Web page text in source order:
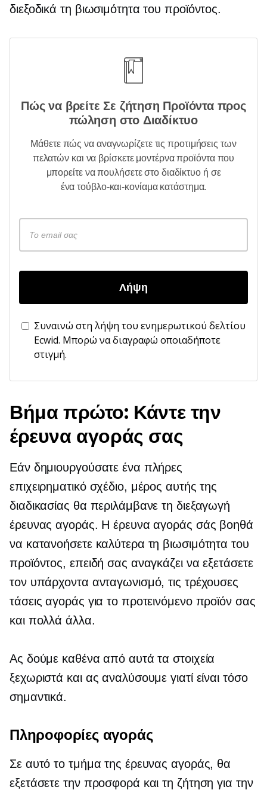
διεξοδικά τη βιωσιμότητα του προϊόντος.
Πώς να βρείτε Σε ζήτηση Προϊόντα προς
πώληση στο Διαδίκτυο
Μάθετε πώς να αναγνωρίζετε τις προτιμήσεις των
πελατών και να βρίσκετε μοντέρνα προϊόντα που
μπορείτε να πουλήσετε στο διαδίκτυο ή σε
ένατούβλο-και-κονίαμακατάστημα.
Λήψη
Συναινώ στη λήψη του ενημερωτικού δελτίου
Ecwid. Μπορώ να διαγραφώ οποιαδήποτε
στιγμή.
Βήμα πρώτο: Κάντε την
έρευνα αγοράς σας
Εάν δημιουργούσατε ένα πλήρες
επιχειρηματικό σχέδιο, μέρος αυτής της
διαδικασίας θα περιλάμβανε τη διεξαγωγή
έρευνας αγοράς. Η έρευνα αγοράς σάς βοηθά
να κατανοήσετε καλύτερα τη βιωσιμότητα του
προϊόντος, επειδή σας αναγκάζει να εξετάσετε
τον υπάρχοντα ανταγωνισμό, τις τρέχουσες
τάσεις αγοράς για το προτεινόμενο προϊόν σας
και πολλά άλλα.
Ας δούμε καθένα από αυτά τα στοιχεία
ξεχωριστά και ας αναλύσουμε γιατί είναι τόσο
σημαντικά.
Πληροφορίες αγοράς
Σε αυτό το τμήμα της έρευνας αγοράς, θα
εξετάσετε την προσφορά και τη ζήτηση για την